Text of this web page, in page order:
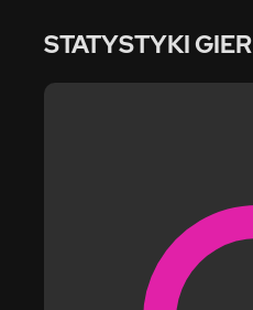
STATYSTYKI GIER